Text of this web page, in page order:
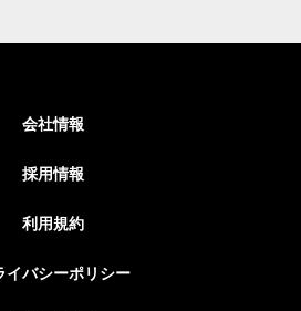
会社情報
採用情報
利用規約
イバシーポリシー